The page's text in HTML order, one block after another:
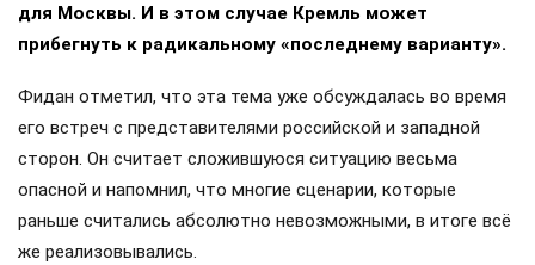
для Москвы. И в этом случае Кремль может
прибегнуть к радикальному «последнему варианту».
Фидан отметил, что эта тема уже обсуждалась во время
его встреч с представителями российской и западной
сторон. Он считает сложившуюся ситуацию весьма
опасной и напомнил, что многие сценарии, которые
раньше считались абсолютно невозможными, в итоге всё
же реализовывались.